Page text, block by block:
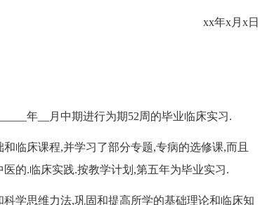
xx年x月x日
年__月中期进行为期52周的毕业临床实习.
临床课程,并学习了部分专题,专病的选修课,而且
的.临床实践.按教学计划,第五年为毕业实习.
学思维力法,巩固和提高所学的基础理论和临床知